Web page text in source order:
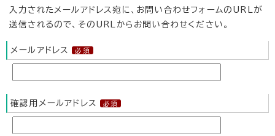
入力されたメールアドレス宛に、お問い合わせフォームのURLが
送信されるので、そのURLからお問い合わせください。
メールアドレス
確認用メールアドレス